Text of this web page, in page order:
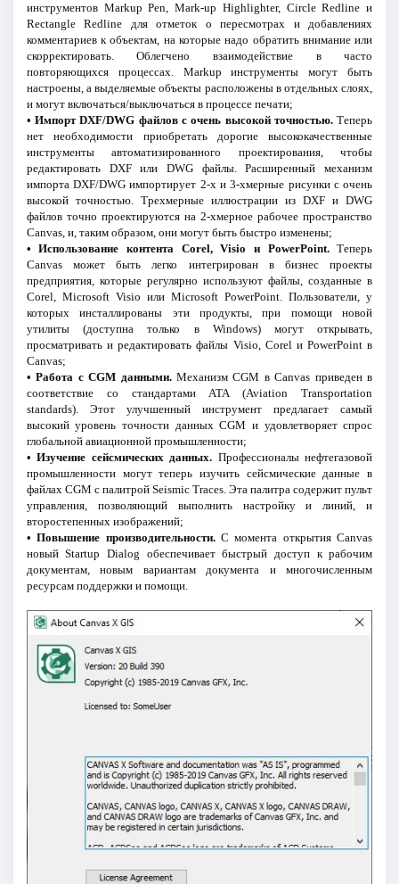
инструментов Markup Pen, Mark-up Highlighter, Circle Redline и
Rectangle Redline для отметок о пересмотрах и добавлениях
комментариев к объектам, на которые надо обратить внимание или
скорректировать. Облегчено взаимодействие в часто
повторяющихся процессах. Markup инструменты могут быть
настроены, а выделяемые объекты расположены в отдельных слоях,
и могут включаться/выключаться в процессе печати;
• Импорт DXF/DWG файлов с очень высокой точностью.Теперь
нет необходимости приобретать дорогие высококачественные
инструменты автоматизированного проектирования, чтобы
редактировать DXF или DWG файлы. Расширенный механизм
импорта DXF/DWG импортирует 2-х и 3-хмерные рисунки с очень
высокой точностью. Трехмерные иллюстрации из DXF и DWG
файлов точно проектируются на 2-хмерное рабочее пространство
Canvas, и, таким образом, они могут быть быстро изменены;
• Использование контента Corel, Visio и PowerPoint.Теперь
Canvas может быть легко интегрирован в бизнес проекты
предприятия, которые регулярно используют файлы, созданные в
Corel, Microsoft Visio или Microsoft PowerPoint. Пользователи, у
которых инсталлированы эти продукты, при помощи новой
утилиты (доступна только в Windows) могут открывать,
просматривать и редактировать файлы Visio, Corel и PowerPoint в
Canvas;
• Работа с CGM данными.Механизм CGM в Canvas приведен в
соответствие со стандартами ATA (Aviation Transportation
standards). Этот улучшенный инструмент предлагает самый
высокий уровень точности данных CGM и удовлетворяет спрос
глобальной авиационной промышленности;
• Изучение сейсмических данных. Профессионалы нефтегазовой
промышленности могут теперь изучить сейсмические данные в
файлах CGM с палитрой Seismic Traces. Эта палитра содержит пульт
управления, позволяющий выполнить настройку и линий, и
второстепенных изображений;
• Повышение производительности.С момента открытия Canvas
новый Startup Dialog обеспечивает быстрый доступ к рабочим
документам, новым вариантам документа и многочисленным
ресурсам поддержки и помощи.